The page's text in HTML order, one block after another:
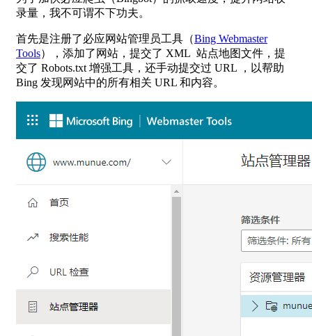
录量，我不可谓不下功夫。
首先是注册了必应网站管理员工具（Bing Webmaster
Tools），添加了网站，提交了 XML 站点地图文件，提
交了 Robots.txt 增强工具，还手动提交过 URL ，以帮助
Bing 发现网站中的所有相关 URL 和内容。